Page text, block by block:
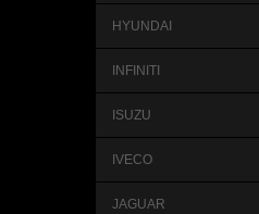
HYUNDAI
INFINITI
ISUZU
IVECO
JAGUAR